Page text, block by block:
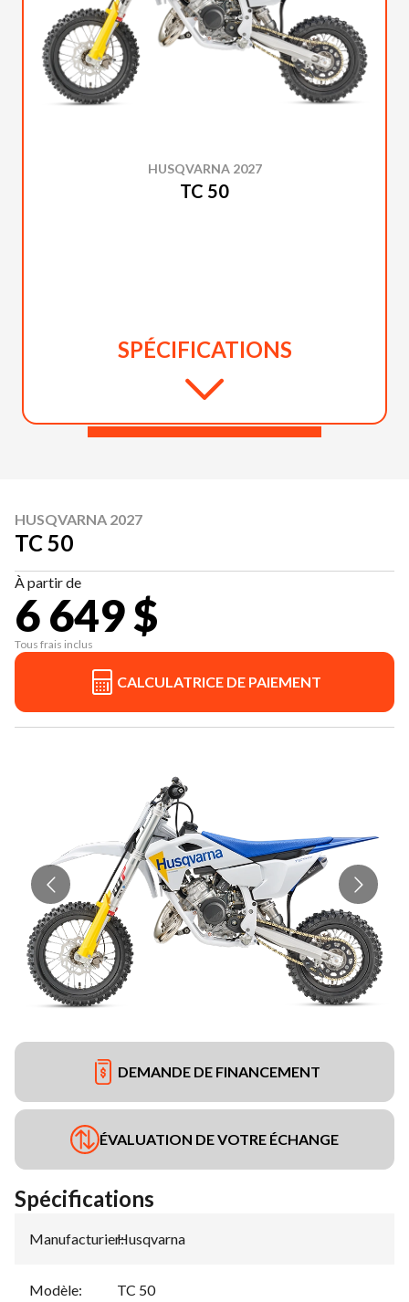
HUSQVARNA 2027
TC 50
SPÉCIFICATIONS
HUSQVARNA 2027
TC 50
À partir de
6 649 $
Tous frais inclus
CALCULATRICE DE PAIEMENT
DEMANDE DE FINANCEMENT
ÉVALUATION DE VOTRE ÉCHANGE
Spécifications
Manufacturier:
Husqvarna
Modèle: TC 50